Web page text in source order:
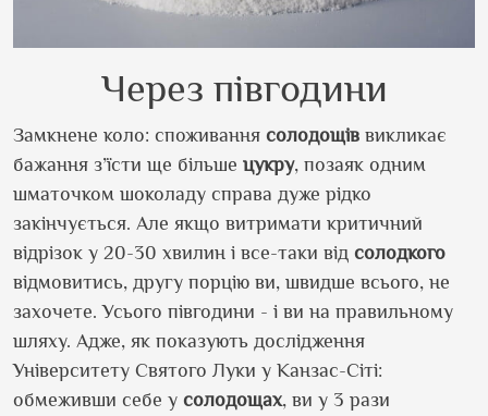
Через півгодини
Замкнене коло: споживання солодощів викликає
бажання з’їсти ще більше цукру, позаяк одним
шматочком шоколаду справа дуже рідко
закінчується. Але якщо витримати критичний
відрізок у 20-30 хвилин і все-таки від солодкого
відмовитись, другу порцію ви, швидше всього, не
захочете. Усього півгодини - і ви на правильному
шляху. Адже, як показують дослідження
Університету Святого Луки у Канзас-Сіті:
обмеживши себе у солодощах, ви у 3 рази